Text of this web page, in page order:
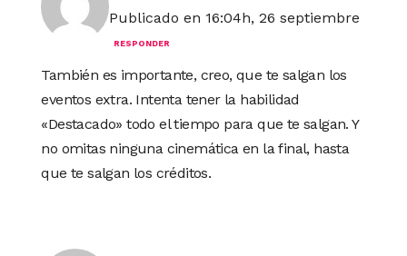
Publicado en 16:04h, 26 septiembre
RESPONDER
También es importante, creo, que te salgan los
eventos extra. Intenta tener la habilidad
«Destacado» todo el tiempo para que te salgan. Y
no omitas ninguna cinemática en la final, hasta
que te salgan los créditos.